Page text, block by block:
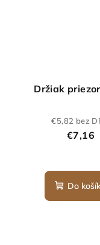
Držiak
€5,82 bez
€7,16
Do